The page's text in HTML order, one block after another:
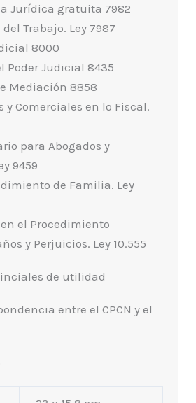
Jurídica gratuita 7982
Trabajo. Ley 7987
8000
Poder Judicial 8435
Mediación 8858
y Comerciales en lo Fiscal.
para Abogados y
9459
de Familia. Ley
el Procedimiento
y Perjuicios. Ley 10.555
de utilidad
entre el CPCN y el